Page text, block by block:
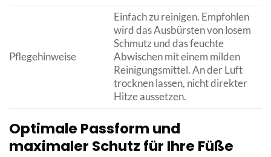
Pflegehinweise
Einfach zu reinigen. Empfohlen
wird das Ausbürsten von losem
Schmutz und das feuchte
Abwischen mit einem milden
Reinigungsmittel. An der Luft
trocknen lassen, nicht direkter
Hitze aussetzen.
Optimale Passform und
maximaler Schutz für Ihre Füße